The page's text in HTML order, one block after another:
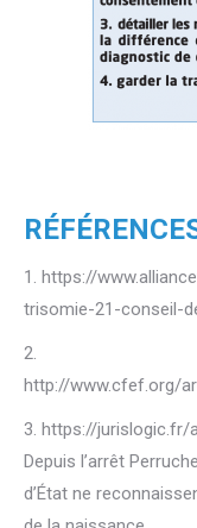
1. https://
trisomie-21-conseil-
2.
http://www.cfef.org/
3. https://jurislogic.fr/
Depuis l’arrêt
d’État ne